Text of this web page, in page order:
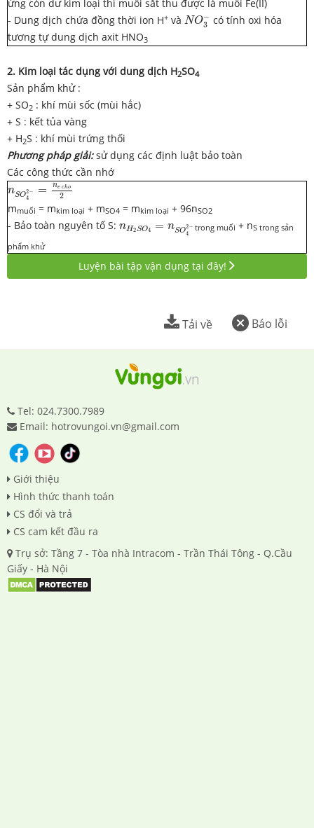
ứng còn dư kim loại thì muối sắt thu được là muối Fe(II)
- Dung dịch chứa đồng thời ion H+ và NO−
3
NO3 có tính oxi hóa
tương tự dung dịch axit HNO3
2. Kim loại tác dụng với dung dịch H2SO4
Sản phẩm khử :
+ SO2 : khí mùi sốc (mùi hắc)
+ S : kết tủa vàng
+ H2S : khí mùi trứng thối
Phương pháp giải:sử dụng các định luật bảo toàn
Các công thức cần nhớ
nSO2−
4
= ne cho
2
nSO42−=necho2
mmuối = mkim loại + mSO4 = mkim loại + 96nSO2
- Bảo toàn nguyên tố S: nH2SO4 = nSO2−
4
nH 2S O4 =nSO42−
trong muối + nS trong sản
phẩm khử
Luyện bài tập vận dụng tại đây!
Báo lỗi
Tải về
Tel: 024.7300.7989
Email: hotrovungoi.vn@gmail.com
Giới thiệu
Hình thức thanh toán
CS đổi và trả
CS cam kết đầu ra
Trụ sở: Tầng 7 - Tòa nhà Intracom - Trần Thái Tông - Q.Cầu
Giấy - Hà Nội